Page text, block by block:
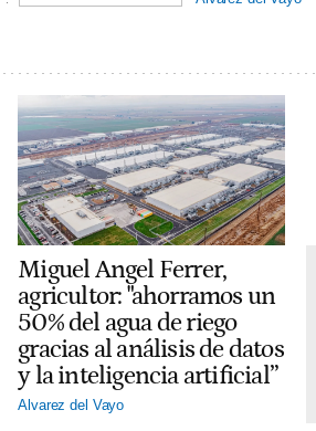
Miguel Angel Ferrer,
agricultor: "ahorramos un
50% del agua de riego
gracias al análisis de datos
y la inteligencia artificial”
Alvarez del Vayo